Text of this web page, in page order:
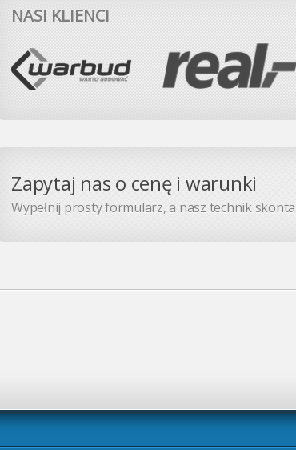
NASI KLIENCI
Zapytaj nas o cenę i warunki
Wypełnij prosty formularz, a nasz technik